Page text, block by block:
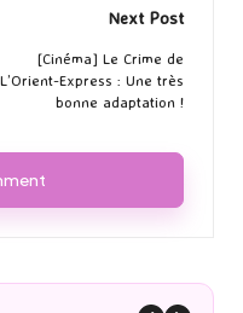
Next Post
[Cinéma] Le Crime de
L’Orient-Express : Une très
bonne adaptation !